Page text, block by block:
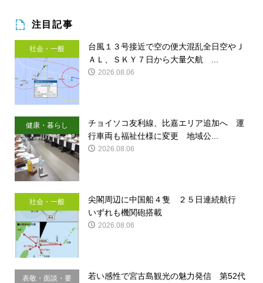
注目記事
社会・一般
台風１３号接近で空の便大混乱全日空やＪ
ＡＬ、ＳＫＹ７日から大量欠航 ...
2026.08.06
健康・暮らし
チョイソコ友利線、比嘉エリア追加へ 運
行車両も福祉仕様に変更 地域公...
2026.08.06
社会・一般
尖閣周辺に中国船４隻 ２５日連続航行
いずれも機関砲搭載
2026.08.06
表敬・面談・要
若い感性で宮古島観光の魅力発信 第52代